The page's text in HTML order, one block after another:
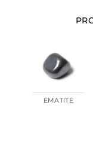
EMATITE